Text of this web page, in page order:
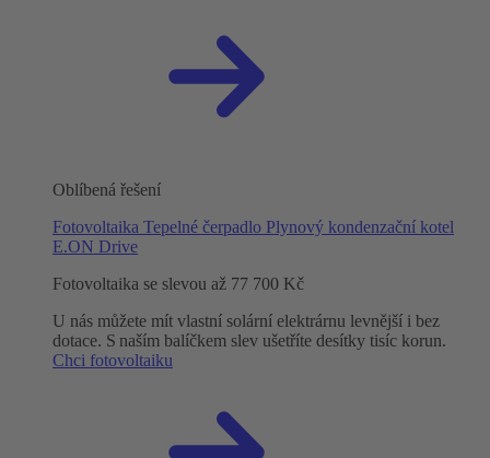
Oblíbená řešení
Fotovoltaika Tepelné čerpadlo Plynový kondenzační kotel
E.ON Drive
Fotovoltaika se slevou až 77 700 Kč
U nás můžete mít vlastní solární elektrárnu levnější i bez
dotace. S naším balíčkem slev ušetříte desítky tisíc korun.
Chci fotovoltaiku